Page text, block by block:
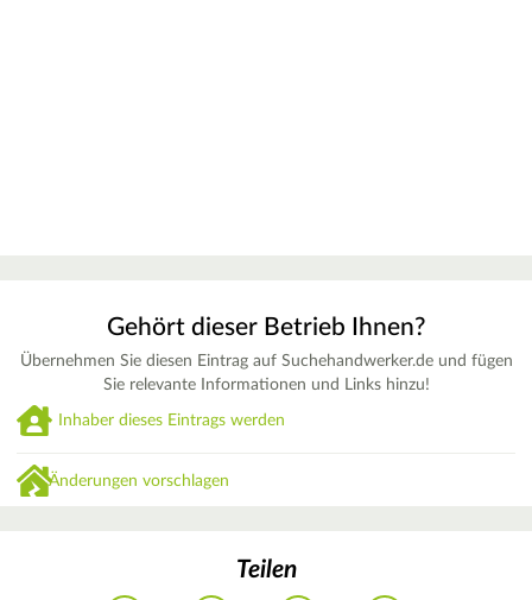
Gehört dieser Betrieb Ihnen?
Übernehmen Sie diesen Eintrag auf Suchehandwerker.de und fügen
Sie relevante Informationen und Links hinzu!
Inhaber dieses Eintrags werden
Änderungen vorschlagen
Teilen